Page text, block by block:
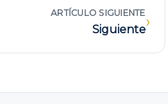
ARTÍCULO SIGUIENTE
Siguiente›